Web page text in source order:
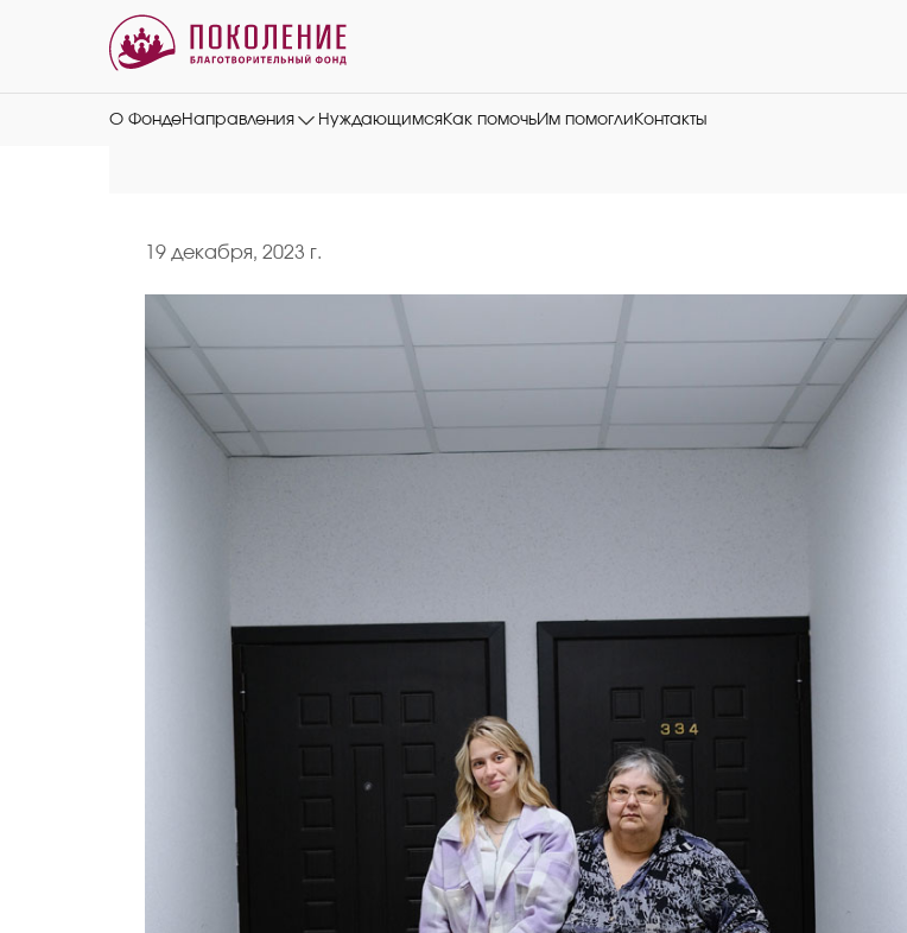
О ФондеНаправления НуждающимсяКак помочьИм помогли Контакты
19 декабря, 2023 г.